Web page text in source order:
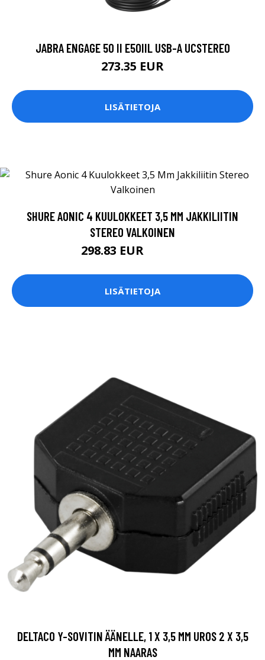
JABRA ENGAGE 50 II E50IIL USB-A UCSTEREO
273.35 EUR
LISÄTIETOJA
SHURE AONIC 4 KUULOKKEET 3,5 MM JAKKILIITIN
STEREO VALKOINEN
298.83 EUR
LISÄTIETOJA
DELTACO Y-SOVITIN ÄÄNELLE, 1 X 3,5 MM UROS 2 X 3,5
MM NAARAS